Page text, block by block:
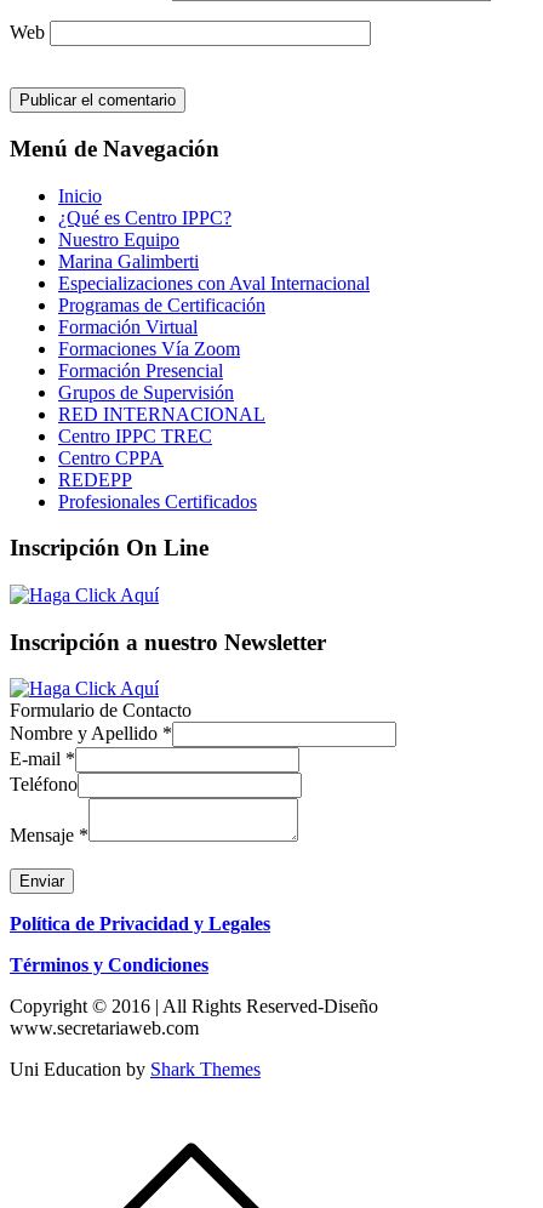
Web
Menú de Navegación
Inicio
¿Qué es Centro IPPC?
Nuestro Equipo
Marina Galimberti
Especializaciones con Aval Internacional
Programas de Certificación
Formación Virtual
Formaciones Vía Zoom
Formación Presencial
Grupos de Supervisión
RED INTERNACIONAL
Centro IPPC TREC
Centro CPPA
REDEPP
Profesionales Certificados
Inscripción On Line
Inscripción a nuestro Newsletter
Formulario de Contacto
Nombre y Apellido *
E-mail *
Teléfono
Mensaje *
Enviar
Política de Privacidad y Legales
Términos y Condiciones
Copyright © 2016 | All Rights Reserved-Diseño
www.secretariaweb.com
Uni Education by Shark Themes